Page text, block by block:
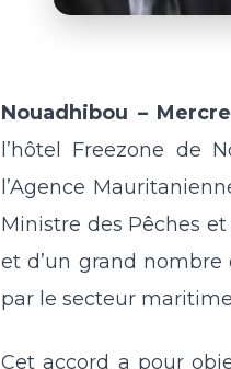
Nouadhibou –
l’hôtel Freezone de
l’Agence
Ministre des Pêches
et d’un grand
par le secteur
Cet accord a pour